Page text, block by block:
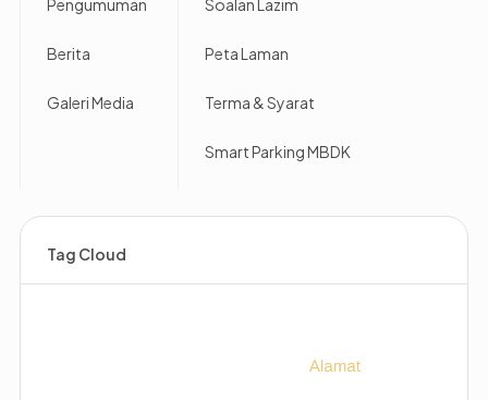
Pengumuman
Berita
Galeri Media
Soalan Lazim
Peta Laman
Terma & Syarat
Smart Parking MBDK
Tag Cloud